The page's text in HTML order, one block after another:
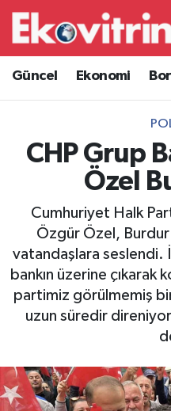
Güncel Ekonomi
CHP Grup
Özel
Cumhuriyet Halk
Özgür Özel,
vatandaşlara seslendi.
bankın üzerine çıkarak
partimiz görülmemiş bir
uzun süredir
Güncel
Ekonomi
Borsa Haberleri
İş Dünyası
Lojistik
Otovitrin
Asayiş
Gayrimenkul
Hava Durumu
Trafik Durumu
Süper Lig Puan
Tüm Manşetler
Son Dakika
Haber Arşivi